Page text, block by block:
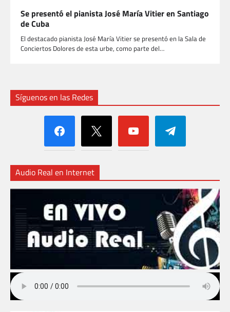
Se presentó el pianista José María Vitier en Santiago
de Cuba
El destacado pianista José María Vitier se presentó en la Sala de
Conciertos Dolores de esta urbe, como parte del…
Síguenos en las Redes
facebook x youtube telegram
Audio Real en Internet